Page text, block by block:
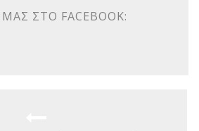
ΣΤΟ FACEBOOK: